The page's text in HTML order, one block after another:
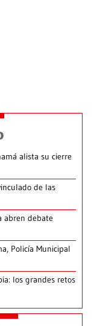
alista su cierre
de las
abren debate
Policía Municipal
los grandes retos